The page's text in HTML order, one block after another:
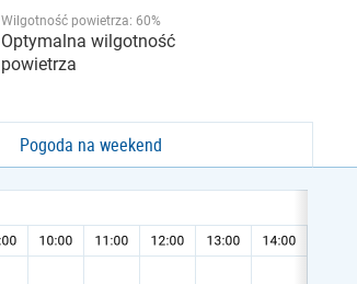
Wilgotność powietrza: 60%
Optymalna wilgotność
powietrza
Pogoda na weekend